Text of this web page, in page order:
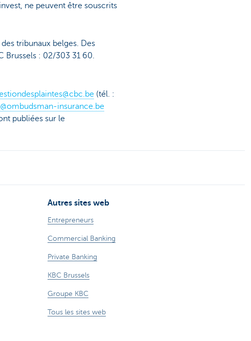
ne peuvent être souscrits
tribunaux belges. Des
Brussels : 02/303 31 60.
(tél. :
insurance.be
publiées sur le
Autres sites web
Entrepreneurs
Commercial Banking
Private Banking
KBC Brussels
Groupe KBC
Tous les sites web